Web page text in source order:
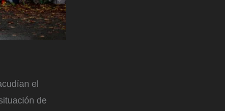
el
de